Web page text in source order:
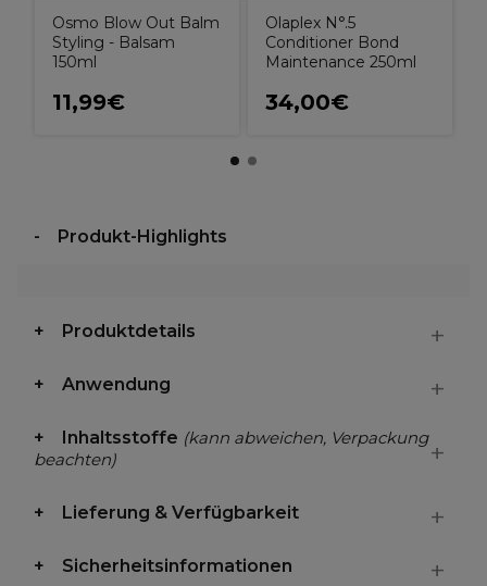
Osmo Blow Out Balm
Styling - Balsam
150ml
11,99€
Olaplex N°.5
Conditioner Bond
Maintenance 250ml
34,00€
Produkt-Highlights
Produktdetails
Anwendung
Inhaltsstoffe (kann abweichen, Verpackung
beachten)
Lieferung & Verfügbarkeit
Sicherheitsinformationen